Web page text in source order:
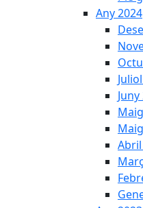
Any 2024